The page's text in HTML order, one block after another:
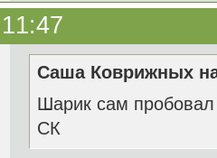
Саша Коврижных
Шарик сам пробовал
СК